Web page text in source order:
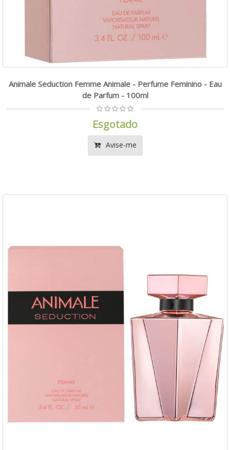
Animale Seduction Femme Animale - Perfume Feminino - Eau
de Parfum - 100ml
Esgotado
Avise-me